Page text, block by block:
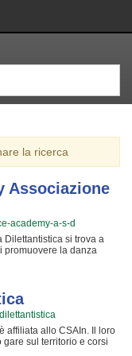
la ricerca
Associazione
academy-a-s-d
Dilettantistica si trova a
promuovere la danza
ragazzi e adulti. L'attività
e fisiche degli atleti
si acquisiscono
per questo motivo gli
in grado di trasmettere
Sportiva
i sacrifici e la
i propri limiti personali
immediatamente colpiti.
affiliata allo CSAIn. Il loro
sul territorio e corsi
sulla definizione delle